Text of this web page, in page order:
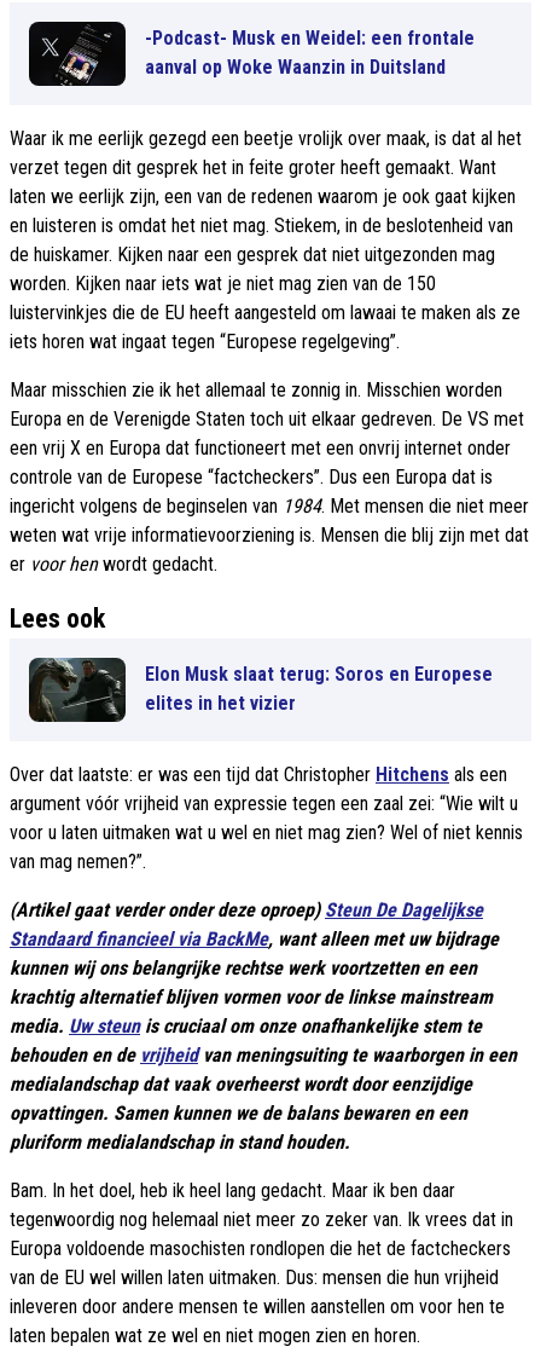
-Podcast- Musk en Weidel: een frontale
aanval op Woke Waanzin in Duitsland
Waar ik me eerlijk gezegd een beetje vrolijk over maak, is dat al het
verzet tegen dit gesprek het in feite groter heeft gemaakt. Want
laten we eerlijk zijn, een van de redenen waarom je ook gaat kijken
en luisteren is omdat het niet mag. Stiekem, in de beslotenheid van
de huiskamer. Kijken naar een gesprek dat niet uitgezonden mag
worden. Kijken naar iets wat je niet mag zien van de 150
luistervinkjes die de EU heeft aangesteld om lawaai te maken als ze
iets horen wat ingaat tegen “Europese regelgeving”.
Maar misschien zie ik het allemaal te zonnig in. Misschien worden
Europa en de Verenigde Staten toch uit elkaar gedreven. De VS met
een vrij X en Europa dat functioneert met een onvrij internet onder
controle van de Europese “factcheckers”. Dus een Europa dat is
ingericht volgens de beginselen van 1984. Met mensen die niet meer
weten wat vrije informatievoorziening is. Mensen die blij zijn met dat
er voor henwordt gedacht.
Lees ook
Elon Musk slaat terug: Soros en Europese
elites in het vizier
Over dat laatste: er was een tijd dat Christopher Hitchens als een
argument vóór vrijheid van expressie tegen een zaal zei: “Wie wilt u
voor u laten uitmaken wat u wel en niet mag zien? Wel of niet kennis
van mag nemen?”.
(Artikel gaat verder onder deze oproep) Steun De Dagelijkse
Standaard financieel via BackMe, want alleen met uw bijdrage
kunnen wij ons belangrijke rechtse werk voortzetten en een
krachtig alternatief blijven vormen voor de linkse mainstream
media. Uw steunis cruciaal om onze onafhankelijke stem te
behouden en de vrijheidvan meningsuiting te waarborgen in een
medialandschap dat vaak overheerst wordt door eenzijdige
opvattingen. Samen kunnen we de balans bewaren en een
pluriform medialandschap in stand houden.
Bam. In het doel, heb ik heel lang gedacht. Maar ik ben daar
tegenwoordig nog helemaal niet meer zo zeker van. Ik vrees dat in
Europa voldoende masochisten rondlopen die het de factcheckers
van de EU wel willen laten uitmaken. Dus: mensen die hun vrijheid
inleveren door andere mensen te willen aanstellen om voor hen te
laten bepalen wat ze wel en niet mogen zien en horen.